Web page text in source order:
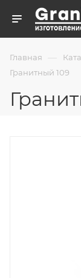
Главная —
Гранитный 109